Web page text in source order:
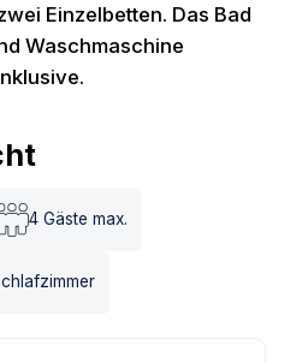
Einzelbetten. Das Bad
Waschmaschine
4 Gäste max.